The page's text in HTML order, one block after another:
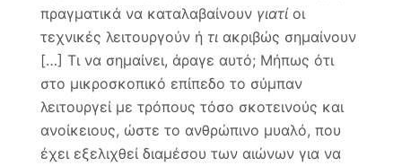
πραγματικά να καταλαβαίνουν γιατί οι
τεχνικές λειτουργούν ή τι ακριβώς σημαίνουν
[…] Τι να σημαίνει, άραγε αυτό; Μήπως ότι
στο μικροσκοπικό επίπεδο το σύμπαν
λειτουργεί με τρόπους τόσο σκοτεινούς και
ανοίκειους, ώστε το ανθρώπινο μυαλό, που
έχει εξελιχθεί διαμέσου των αιώνων για να